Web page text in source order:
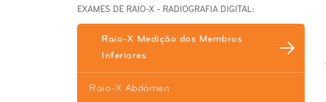
EXAMES DE RAIO-X - RADIOGRAFIA DIGITAL:
Raio-X Medição dos Membros
Inferiores
Raio-X Abdómen